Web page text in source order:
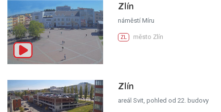
Zlín
náměstí Míru
ZL město Zlín
Zlín
areál Svit, pohled od 22. budovy